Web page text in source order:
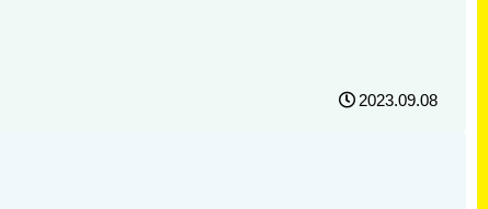
2023.09.08